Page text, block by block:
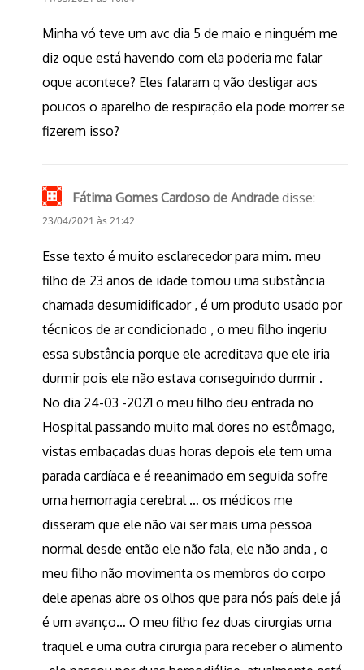
Minha vó teve um avc dia 5 de maio e ninguém me
diz oque está havendo com ela poderia me falar
oque acontece? Eles falaram q vão desligar aos
poucos o aparelho de respiração ela pode morrer se
fizerem isso?
Fátima Gomes Cardoso de Andrade disse:
23/04/2021 às 21:42
Esse texto é muito esclarecedor para mim. meu
filho de 23 anos de idade tomou uma substância
chamada desumidificador , é um produto usado por
técnicos de ar condicionado , o meu filho ingeriu
essa substância porque ele acreditava que ele iria
durmir pois ele não estava conseguindo durmir .
No dia 24-03 -2021 o meu filho deu entrada no
Hospital passando muito mal dores no estômago,
vistas embaçadas duas horas depois ele tem uma
parada cardíaca e é reeanimado em seguida sofre
uma hemorragia cerebral … os médicos me
disseram que ele não vai ser mais uma pessoa
normal desde então ele não fala, ele não anda , o
meu filho não movimenta os membros do corpo
dele apenas abre os olhos que para nós país dele já
é um avanço… O meu filho fez duas cirurgias uma
traquel e uma outra cirurgia para receber o alimento